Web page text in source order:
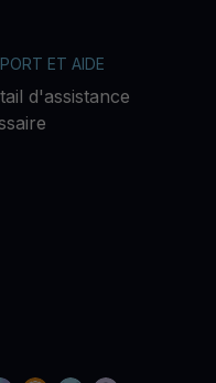
ET AIDE
d'assistance